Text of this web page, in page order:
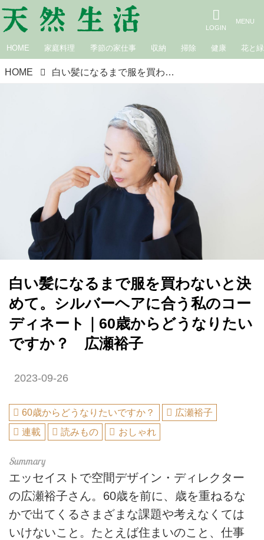
HOME 家庭料理 季節の家仕事 収納 掃除 健康 花と緑
HOME 白い髪になるまで服を買わないと決めて。シルバーヘアに合う私のコーディネート｜60歳からどうなりたいですか？ 広瀬裕子
白い髪になるまで服を買わないと決
めて。シルバーヘアに合う私のコー
ディネート｜60歳からどうなりたい
ですか？ 広瀬裕子
2023-09-26
60歳からどうなりたいですか？
広瀬裕子
連載
読みもの おしゃれ
エッセイストで空間デザイン・ディレクター
の広瀬裕子さん。60歳を前に、歳を重ねるな
かで出てくるさまざまな課題や考えなくては
いけないこと。たとえば住まいのこと、仕事